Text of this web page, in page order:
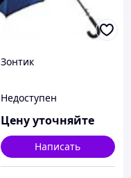
Зонтик
Недоступен
Цену уточняйте
Написать